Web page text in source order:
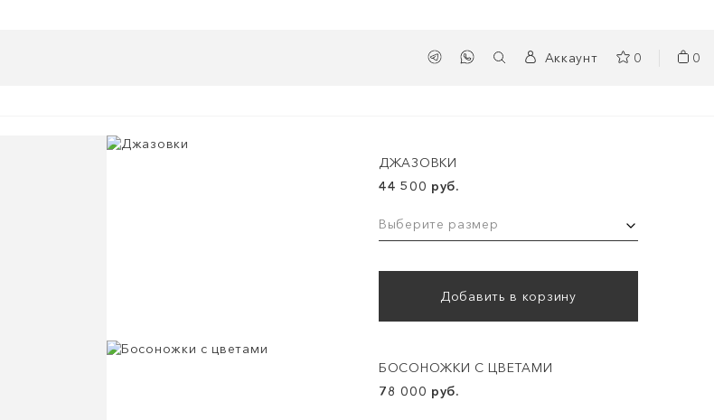
Аккаунт 0 0
ДЖАЗОВКИ
44 500 руб.
Выберите размер
Добавить в корзину
БОСОНОЖКИ С ЦВЕТАМИ
78 000 руб.